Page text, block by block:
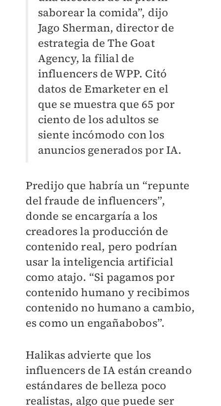
saborear la comida”, dijo
Jago Sherman, director de
estrategia de The Goat
Agency, la filial de
influencers de WPP. Citó
datos de Emarketer en el
que se muestra que 65 por
ciento de los adultos se
siente incómodo con los
anuncios generados por IA.
Predijo que habría un “repunte
del fraude de influencers”,
donde se encargaría a los
creadores la producción de
contenido real, pero podrían
usar la inteligencia artificial
como atajo. “Si pagamos por
contenido humano y recibimos
contenido no humano a cambio,
es como un engañabobos”.
Halikas advierte que los
influencers de IA están creando
estándares de belleza poco
realistas, algo que puede ser